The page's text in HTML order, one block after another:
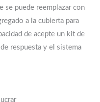
se puede reemplazar con
a la cubierta para
de acepte un kit de
respuesta y el sistema